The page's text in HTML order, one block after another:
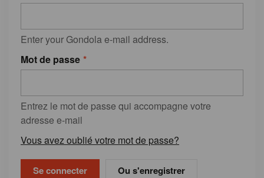
Enter your Gondola e-mail address.
Mot de passe
Entrez le mot de passe qui accompagne votre
adresse e-mail
Vous avez oublié votre mot de passe?
Ou s'enregistrer